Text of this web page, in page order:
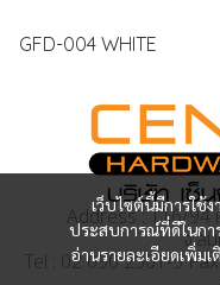
GFD-004 WHITE
เว็บไซต์นี้มีการใช้
ประสบการณ์ที่ดีในกา
อ่านรายละเอียดเพิ่ม
Address : 116/94
จ.ส
Tel : 02 090 2501-5